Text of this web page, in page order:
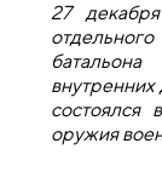
27
состоялся
оружия